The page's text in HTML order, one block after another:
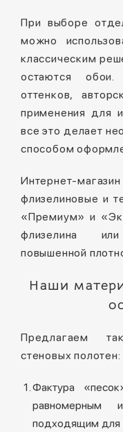
При выборе
можно
классическим
остаются обои.
оттенков,
применения для
все это делает
способом
Интернет-
флизелиновые и
«Премиум» и
флизелина
повышенной
Наши
Предлагаем
стеновых полотен:
Фактура
равномерным
подходящим для